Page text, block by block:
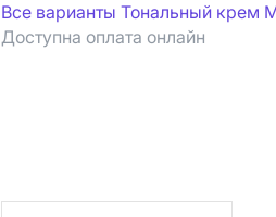
Все варианты Тональный крем
Доступна оплата онлайн